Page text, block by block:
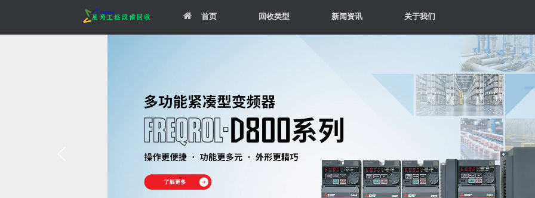
首页 回收类型 新闻资讯 关于我们